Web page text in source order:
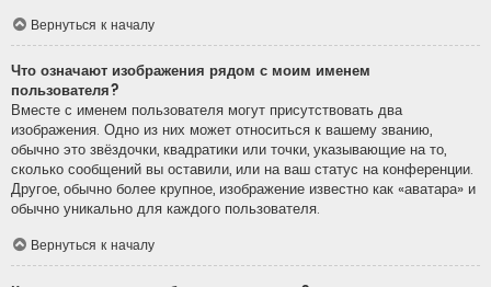
Вернуться к началу
Что означают изображения рядом с моим именем
пользователя?
Вместе с именем пользователя могут присутствовать два
изображения. Одно из них может относиться к вашему званию,
обычно это звёздочки, квадратики или точки, указывающие на то,
сколько сообщений вы оставили, или на ваш статус на конференции.
Другое, обычно более крупное, изображение известно как «аватара» и
обычно уникально для каждого пользователя.
Вернуться к началу